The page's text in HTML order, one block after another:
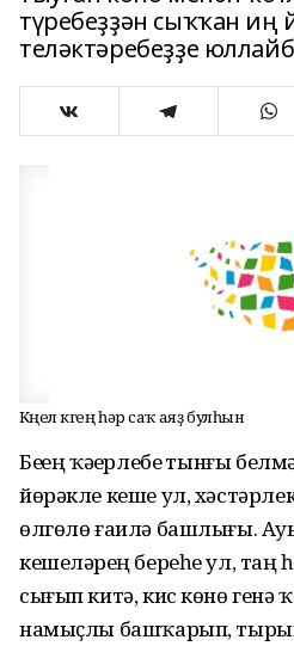
түребеҙҙән сыҡҡан иң
теләктәребеҙҙе
Күңел күгең һәр саҡ аяҙ булһын
Беҙҙең ҡәҙерлебеҙ тынғы
йөрәкле кеше ул,
өлгөлө ғаилә башлығы.
кешеләрҙең береһе ул,
сығып китә, кис көнө генә
намыҫлы башҡарып,